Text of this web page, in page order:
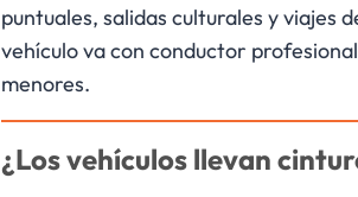
puntuales, salidas culturales y viajes
vehículo va con conductor
menores.
¿Los vehículos llevan